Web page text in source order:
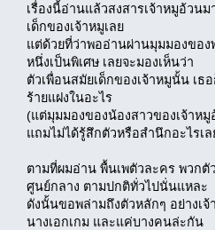
เรื่องนี้อ่านแล้วสงสารเจ้าหมูอ้วนม
เด็กของเจ้าหมูเลย
แต่ด้วยที่ว่าพออ่านผ่านมุมมองของ
หนึ่งเป็นพิเศษ เลยจะมองเห็นว่า
ตัวเพื่อนสมัยเด็กของเจ้าหมูนั้น เธ
ร้ายแฝงในอะไร
(แต่มุมมองของน้องสาวของเจ้าห
แถมไม่ได้รู้สึกตัวหรือสำนึกอะไรเล
ตามที่ผมอ่าน พื้นเพตัวละคร พวกตั
ศูนย์กลาง ตามปกติทั่วไปนั่นแหละ
ดังนั้นขอพล่ามถึงตัวหลักๆ อย่างเ
นางเอกเกม และแค่บางคนล่ะกัน